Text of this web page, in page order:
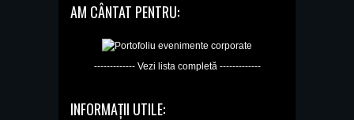
AM CÂNTAT PENTRU:
------------- Vezi lista completă -------------
INFORMAȚII UTILE: